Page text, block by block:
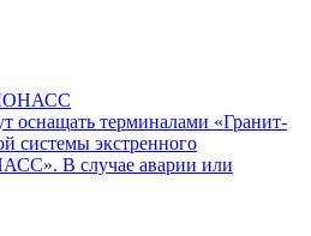
оснащать терминалами «Гранит-
системы экстренного
В случае аварии или